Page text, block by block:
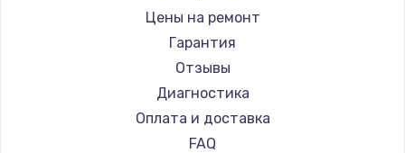
Ремонт ноутбуков iru
Ремонт ноутбуков Machenike
Ремонт ноутбуков DEXP
Ремонт ноутбуков Teclast
Ремонт ноутбуков CHUWI
Ремонт ноутбуков Colorful
Gigabyte
Aorus
Maibenben
Getac
Epson
Philips
Цены на ремонт
Гарантия
Отзывы
Диагностика
Оплата и доставка
FAQ